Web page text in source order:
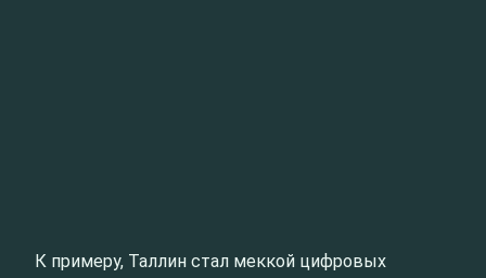
К примеру, Таллин стал меккой цифровых